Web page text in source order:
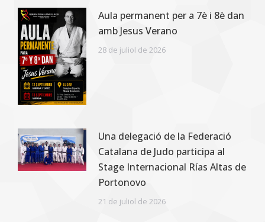
Aula permanent per a 7è i 8è dan
amb Jesus Verano
28 de juliol de 2026
Una delegació de la Federació
Catalana de Judo participa al
Stage Internacional Rías Altas de
Portonovo
21 de juliol de 2026